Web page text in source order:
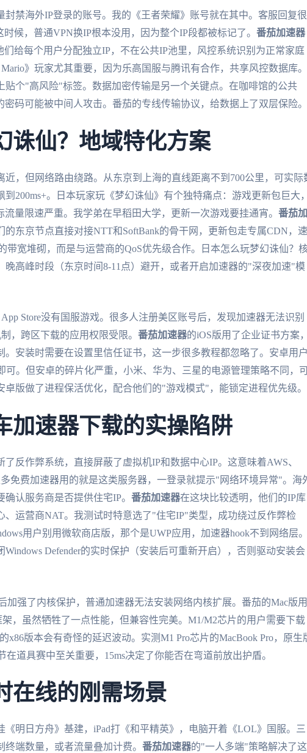
封禁海外IP登录的账号。我的《王者荣耀》账号就在其中。客服回复很
候，普通VPN换IP根本没用，因为整个IP段都被标记了。 番茄加速器
给每个用户分配独立IP，不在公共IP池里，风控系统识别为正常家庭
》玩家尤其重要，因为乐高国服与腾讯有合作，共享风控数据库。
贴个"高风险"标签。数据加密传输是另一个关键点。在咖啡馆的公共
码可能被中间人攻击。番茄的专线传输协议，给数据上了双层保险。
诛仙？地域特化方案
近，但网络路由绕路。从东京到上海的直线距离不到700公里，可实际
200ms+。日本玩家玩《梦幻诛仙》有个独特痛点：游戏更新包巨大，
量限速严重。我学弟在早稻田大学，更新一次游戏要挂通宵。 番茄加
的东京节点直接对接NTT和SoftBank的骨干网，更新包走专属CDN，速
带宽堆砌，而是与运营商的QoS优先级合作。日本怎么玩梦幻诛仙？
晚高峰时段（东京时间8-11点）避开，或者开启加速器的"深夜加速"模
Store没有国服游戏。很多人注册美区账号后，发现加速器无法识别
，跨区下载的应用权限受限。 番茄加速器的iOS版用了企业证书方案，
安装时需要在设置里信任证书，这一步很多教程都忽略了。安卓用户
可。但安卓的碎片化严重，小米、华为、三星的电源管理策略不同，
版做了进程保活优化，配合他们的"游戏模式"，能锁定进程优先级。
加速器下载的实操陷阱
了反作弊系统，直接屏蔽了虚拟机IP和数据中心IP。这意味着AWS、
免费加速器用的就是这类服务器，一登录就提示"网络环境异常"。海
认服务商是否提供住宅IP。 番茄加速器在这块比较透明，他们的IP库
、运营商NAT。我测试时特意选了"住宅IP"类型，成功绕过反作弊检
用户别用微软商店版，那个是UWP应用，加速器hook不到网络层。
Defender的实时保护（安装后可重新开启），否则驱动安装会
加强了内核保护，普通加速器无法安装网络内核扩展。番茄的Mac版用
架，虽然牺牲了一点性能，但兼容性完美。M1/M2芯片的用户需要下载
x86版本会有奇怪的延迟波动。实测M1 Pro芯片的MacBook Pro，原生
在道具赛中至关重要，15ms决定了你能否在弯道前放出护盾。
在线的刚需场景
明日方舟》基建，iPad打《和平精英》，电脑开着《LOL》国服。三
端数量，或者流量叠加计费。 番茄加速器的"一人多端"策略解决了这